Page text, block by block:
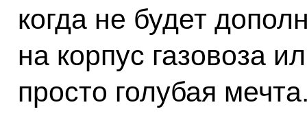
когда не будет
на корпус газовоза
просто голубая